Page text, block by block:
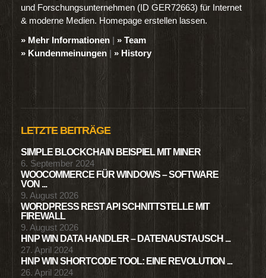
und Forschungsunternehmen (ID GER72663) für Internet
& moderne Medien. Homepage erstellen lassen.
» Mehr Informationen | » Team
» Kundenmeinungen | » History
LETZTE BEITRÄGE
SIMPLE BLOCKCHAIN BEISPIEL MIT MINER
6. September 2024
WOOCOMMERCE FÜR WINDOWS – SOFTWARE
VON ...
9. August 2026
WORDPRESS REST API SCHNITTSTELLE MIT
FIREWALL
9. August 2026
HNP WIN DATA HANDLER – DATENAUSTAUSCH ...
27. April 2024
HNP WIN SHORTCODE TOOL: EINE REVOLUTION ...
26. April 2024